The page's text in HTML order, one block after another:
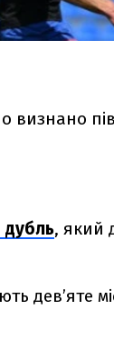
визнано
, який
дев’яте